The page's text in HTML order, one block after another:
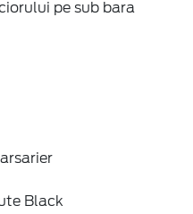
pe sub bara
Black